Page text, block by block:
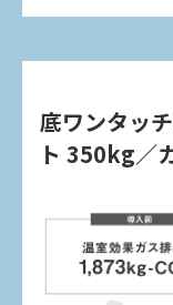
底ワンタッ
ト 350kg／